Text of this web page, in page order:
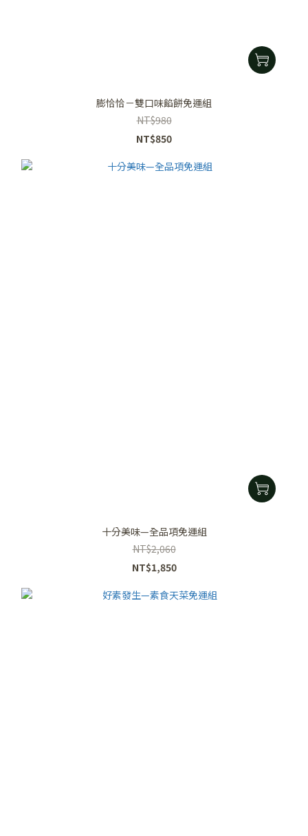
膨恰恰－雙口味餡餅免運組
NT$980
NT$850
十分美味—全品項免運組
NT$2,060
NT$1,850